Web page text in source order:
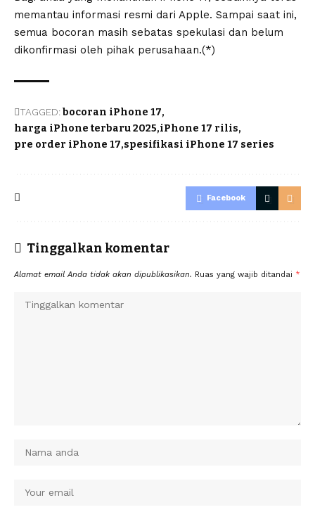
memantau informasi resmi dari Apple. Sampai saat ini,
semua bocoran masih sebatas spekulasi dan belum
dikonfirmasi oleh pihak perusahaan.(*)
TAGGED:bocoran iPhone 17
harga iPhone terbaru 2025 iPhone 17 rilis
pre order iPhone 17 spesifikasi iPhone 17 series
Facebook
Tinggalkan komentar
Alamat email Anda tidak akan dipublikasikan. Ruas yang wajib ditandai *